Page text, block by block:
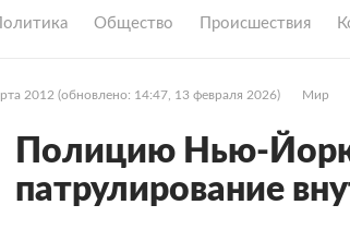
Политика Общество Происшествия
2012 (обновлено: 14:47, 13 февраля 2026) Мир
Полицию Нью-
патрулирование